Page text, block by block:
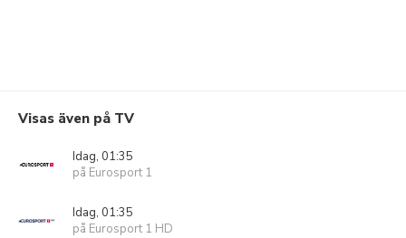
Visas även på TV
Idag, 01:35
på Eurosport 1
Idag, 01:35
på Eurosport 1 HD